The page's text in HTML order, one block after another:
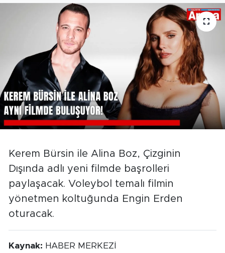
Kerem Bürsin ile Alina Boz, Çizginin
Dışında adlı yeni filmde başrolleri
paylaşacak. Voleybol temalı filmin
yönetmen koltuğunda Engin Erden
oturacak.
Kaynak: HABER MERKEZİ